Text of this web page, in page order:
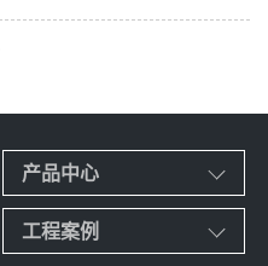
产品中心
工程案例